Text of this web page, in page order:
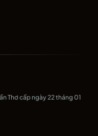
Thơ cấp ngày 22 tháng 01